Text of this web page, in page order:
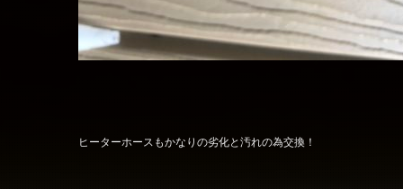
ヒーターホースもかなりの劣化と汚れの為交換！